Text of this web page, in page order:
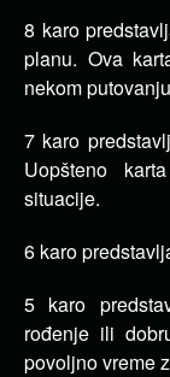
8 karo
planu. Ova
nekom
7 karo
Uopšteno
situacije.
6 karo
5 karo
rođenje ili
povoljno vreme